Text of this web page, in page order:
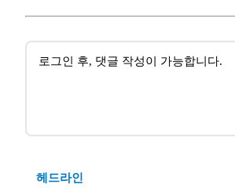
헤드라인